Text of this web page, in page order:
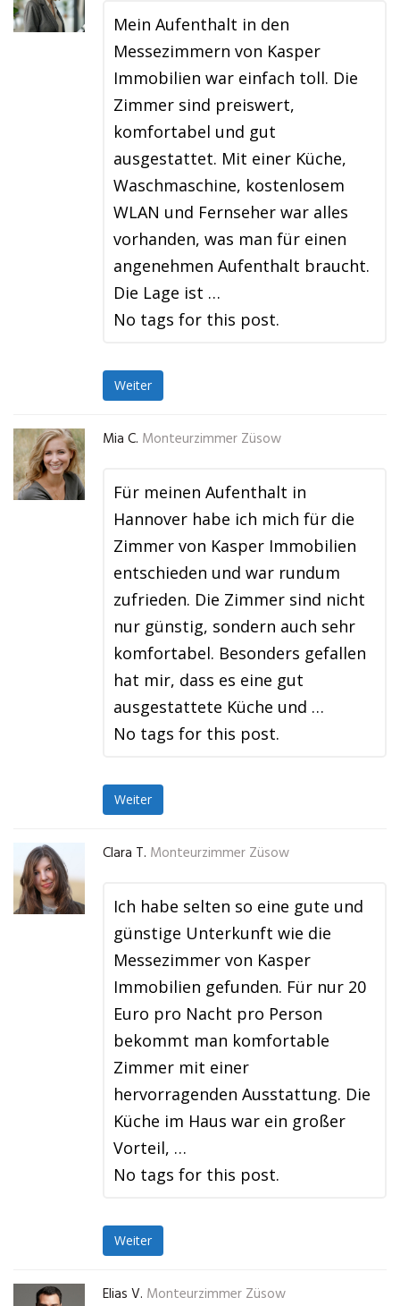
Mein Aufenthalt in den
Messezimmern von Kasper
Immobilien war einfach toll. Die
Zimmer sind preiswert,
komfortabel und gut
ausgestattet. Mit einer Küche,
Waschmaschine, kostenlosem
WLAN und Fernseher war alles
vorhanden, was man für einen
angenehmen Aufenthalt braucht.
Die Lage ist …
No tags for this post.
Weiter
Mia C. Monteurzimmer Züsow
Für meinen Aufenthalt in
Hannover habe ich mich für die
Zimmer von Kasper Immobilien
entschieden und war rundum
zufrieden. Die Zimmer sind nicht
nur günstig, sondern auch sehr
komfortabel. Besonders gefallen
hat mir, dass es eine gut
ausgestattete Küche und …
No tags for this post.
Weiter
Clara T. Monteurzimmer Züsow
Ich habe selten so eine gute und
günstige Unterkunft wie die
Messezimmer von Kasper
Immobilien gefunden. Für nur 20
Euro pro Nacht pro Person
bekommt man komfortable
Zimmer mit einer
hervorragenden Ausstattung. Die
Küche im Haus war ein großer
Vorteil, …
No tags for this post.
Weiter
Elias V. Monteurzimmer Züsow